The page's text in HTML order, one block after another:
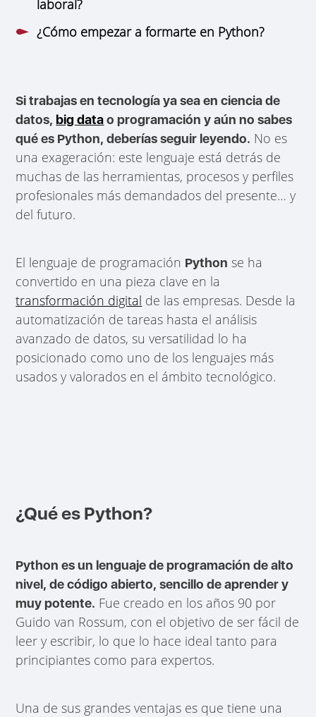
laboral?
¿Cómo empezar a formarte en Python?
Si trabajas en tecnología ya sea en ciencia de
datos, big datao programación y aún no sabes
qué es Python, deberías seguir leyendo. No es
una exageración: este lenguaje está detrás de
muchas de las herramientas, procesos y perfiles
profesionales más demandados del presente… y
del futuro.
El lenguaje de programación Python se ha
convertido en una pieza clave en la
transformación digital de las empresas. Desde la
automatización de tareas hasta el análisis
avanzado de datos, su versatilidad lo ha
posicionado como uno de los lenguajes más
usados y valorados en el ámbito tecnológico.
¿Qué es Python?
Python es un lenguaje de programación de alto
nivel, de código abierto, sencillo de aprender y
muy potente. Fue creado en los años 90 por
Guido van Rossum, con el objetivo de ser fácil de
leer y escribir, lo que lo hace ideal tanto para
principiantes como para expertos.
Una de sus grandes ventajas es que tiene una